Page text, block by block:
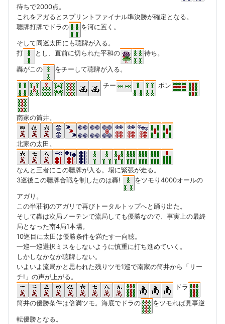
待ちで2000点。
これをアガるとスプリントファイナル準決勝が確定となる。
聴牌打牌でドラの
を河に置く。
そして同巡太田にも聴牌が入る。
打
とし、直前に切られた平和の
待ち。
轟がこの
をチーして聴牌が入る。
チー
ポン
南家の筒井。
北家の太田。
なんと三者にこの聴牌が入る。場に緊張が走る。
3巡後この聴牌合戦を制したのは轟!
をツモり4000オールの
アガり。
この半荘初のアガリで再びトータルトップへと踊り出た。
そして轟は次局ノーテンで流局しても優勝なので、事実上の最終
局となった南4局1本場。
10巡目に太田は優勝条件を満たす一向聴。
一巡一巡選択ミスをしないように慎重に打ち進めていく。
しかしなかなか聴牌しない。
いよいよ流局かと思われた残りツモ1巡で南家の筒井から「リー
チ!」の声が上がる。
ドラ
筒井の優勝条件は倍満ツモ。海底でドラの
をツモれば見事逆
転優勝となる。